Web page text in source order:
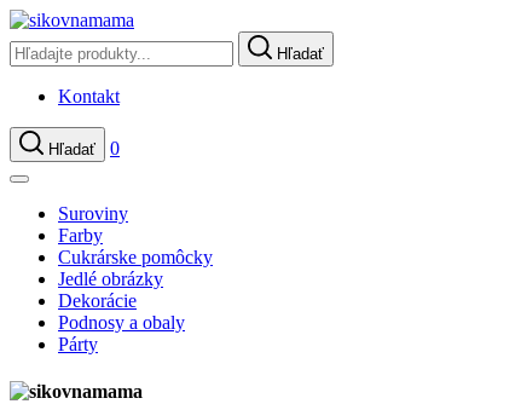
Hľadať
Kontakt
Hľadať 0
Suroviny
Farby
Cukrárske pomôcky
Jedlé obrázky
Dekorácie
Podnosy a obaly
Párty